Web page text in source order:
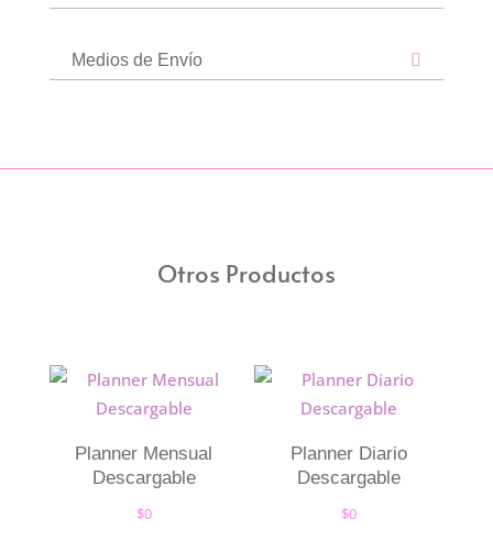
Medios de Envío
Otros Productos
Planner Mensual
Descargable
$0
Planner Diario
Descargable
$0